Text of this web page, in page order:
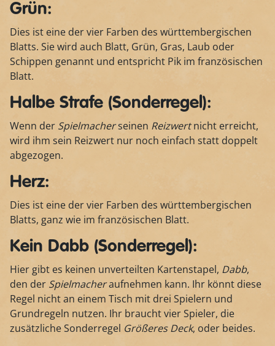
Grün:
Dies ist eine der vier Farben des württembergischen
Blatts. Sie wird auch Blatt, Grün, Gras, Laub oder
Schippen genannt und entspricht Pik im französischen
Blatt.
Halbe Strafe (Sonderregel):
Wenn der Spielmacherseinen Reizwertnicht erreicht,
wird ihm sein Reizwert nur noch einfach statt doppelt
abgezogen.
Herz:
Dies ist eine der vier Farben des württembergischen
Blatts, ganz wie im französischen Blatt.
Kein Dabb (Sonderregel):
Hier gibt es keinen unverteilten Kartenstapel, Dabb,
den der Spielmacheraufnehmen kann. Ihr könnt diese
Regel nicht an einem Tisch mit drei Spielern und
Grundregeln nutzen. Ihr braucht vier Spieler, die
zusätzliche Sonderregel Größeres Deck, oder beides.